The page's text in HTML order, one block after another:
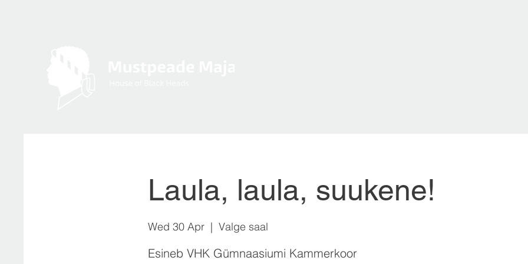
Laula, laula, suukene!
Wed 30 Apr
  |
Valge saal
Esineb VHK Gümnaasiumi Kammerkoor